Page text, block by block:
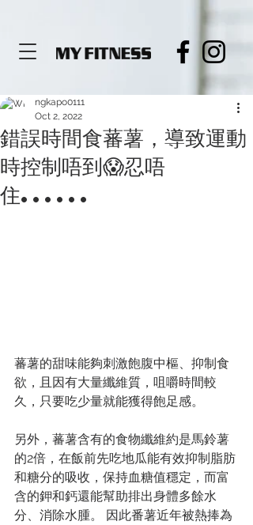
錯誤時間食蕃薯，導致運動
時控制唔到😱忍唔
住......
ngkapo0111
Oct 2, 2022
蕃薯的甜味能夠刺激飽腹中樞、抑制食
欲，且因有大量纖維質，咀嚼時間較
久，只要吃少量就能獲得飽足感。
另外，蕃薯含有的食物纖維約是馬鈴薯
的2倍，在飯前先吃地瓜能有效抑制脂肪
和糖分的吸收，保持血糖值穩定，而富
含的鉀和鈣還能幫助排出身體多餘水
分、消除水腫。 因此番薯近年被熱捧為